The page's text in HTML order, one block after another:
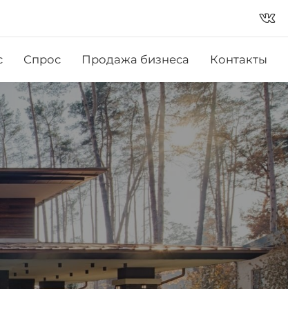
vk_in
Спрос Продажа бизнеса Контакты